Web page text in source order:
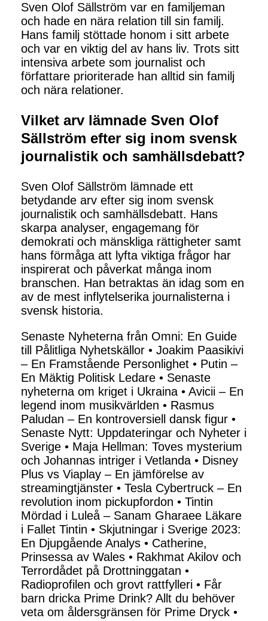
Sven Olof Sällström var en familjeman
och hade en nära relation till sin familj.
Hans familj stöttade honom i sitt arbete
och var en viktig del av hans liv. Trots sitt
intensiva arbete som journalist och
författare prioriterade han alltid sin familj
och nära relationer.
Vilket arv lämnade Sven Olof
Sällström efter sig inom svensk
journalistik och samhällsdebatt?
Sven Olof Sällström lämnade ett
betydande arv efter sig inom svensk
journalistik och samhällsdebatt. Hans
skarpa analyser, engagemang för
demokrati och mänskliga rättigheter samt
hans förmåga att lyfta viktiga frågor har
inspirerat och påverkat många inom
branschen. Han betraktas än idag som en
av de mest inflytelserika journalisterna i
svensk historia.
Senaste Nyheterna från Omni: En Guide
till Pålitliga Nyhetskällor • Joakim Paasikivi
– En Framstående Personlighet • Putin –
En Mäktig Politisk Ledare • Senaste
nyheterna om kriget i Ukraina • Avicii – En
legend inom musikvärlden • Rasmus
Paludan – En kontroversiell dansk figur •
Senaste Nytt: Uppdateringar och Nyheter i
Sverige • Maja Hellman: Toves mysterium
och Johannas intriger i Vetlanda • Disney
Plus vs Viaplay – En jämförelse av
streamingtjänster • Tesla Cybertruck – En
revolution inom pickupfordon • Tintin
Mördad i Luleå – Sanam Gharaee Läkare
i Fallet Tintin • Skjutningar i Sverige 2023:
En Djupgående Analys • Catherine,
Prinsessa av Wales • Rakhmat Akilov och
Terrordådet på Drottninggatan •
Radioprofilen och grovt rattfylleri • Får
barn dricka Prime Drink? Allt du behöver
veta om åldersgränsen för Prime Dryck •